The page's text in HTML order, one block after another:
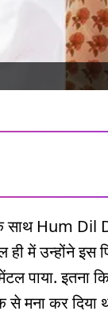
Hum Dil
ही में उन्होंने
पाया. इतना
मना कर